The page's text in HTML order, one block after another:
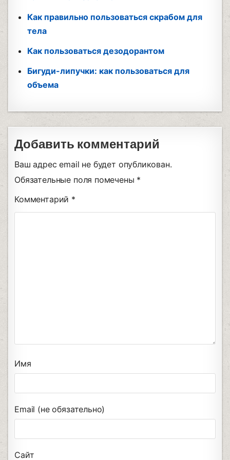
Как правильно пользоваться скрабом для
тела
Как пользоваться дезодорантом
Бигуди-липучки: как пользоваться для
объема
Добавить комментарий
Ваш адрес email не будет опубликован.
Обязательные поля помечены *
Комментарий *
Имя
Email (не обязательно)
Сайт